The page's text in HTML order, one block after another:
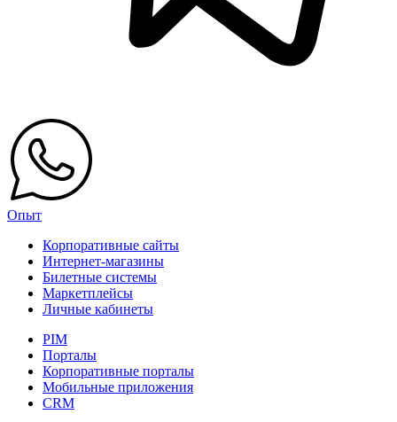
Опыт
Корпоративные сайты
Интернет-магазины
Билетные системы
Маркетплейсы
Личные кабинеты
PIM
Порталы
Корпоративные порталы
Мобильные приложения
CRM